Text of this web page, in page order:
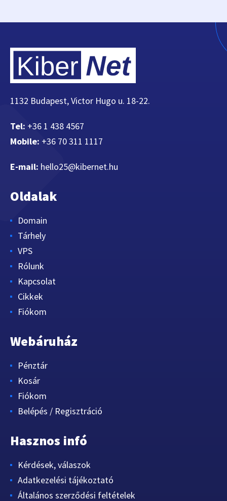
1132 Budapest, Victor Hugo u. 18-22.
Tel: +36 1 438 4567
Mobile: +36 70 311 1117
E-mail: hello25@kibernet.hu
Oldalak
Domain
Tárhely
VPS
Rólunk
Kapcsolat
Cikkek
Fiókom
Webáruház
Pénztár
Kosár
Fiókom
Belépés / Regisztráció
Hasznos infó
Kérdések, válaszok
Adatkezelési tájékoztató
Általános szerződési feltételek